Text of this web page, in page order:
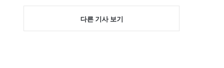
다른 기사 보기